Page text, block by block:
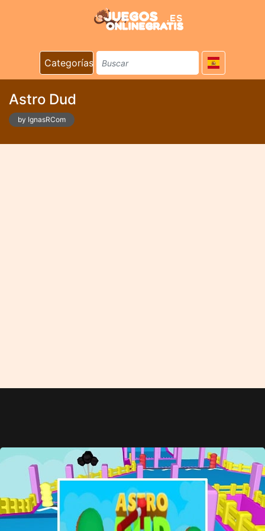
Categorías
Astro Dud
by IgnasRCom